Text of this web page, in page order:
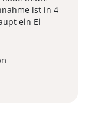
ist in 4
ein Ei